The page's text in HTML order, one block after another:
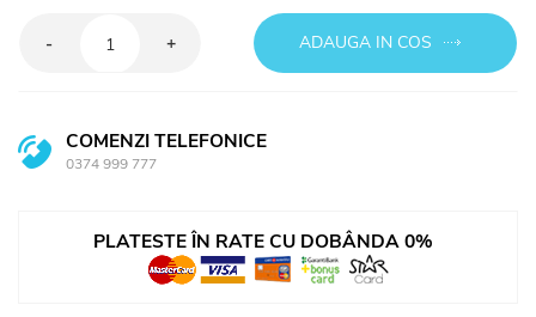
-
+ ADAUGA IN COS
COMENZI TELEFONICE
0374 999 777
PLATESTE ÎN RATE CU DOBÂNDA 0%